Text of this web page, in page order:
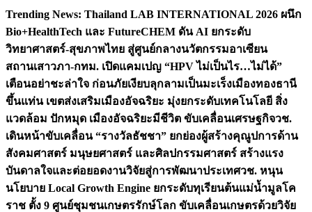
Skip
content
Trending News: Thailand LAB INTERNATIONAL 2026 ผนึก
Bio+HealthTech และ FutureCHEM ดัน AI ยกระดับ
วิทยาศาสตร์-สุขภาพไทย สู่ศูนย์กลางนวัตกรรมอาเซียน
สถานเสาวภา-กทม. เปิดแคมเปญ “HPV ไม่เป็นไร…ไม่ได้”
เตือนอย่าชะล่าใจ ก่อนภัยเงียบลุกลามเป็นมะเร็งเมืองทองธานี
ขึ้นแท่น เขตส่งเสริมเมืองอัจฉริยะ มุ่งยกระดับเทคโนโลยี สิ่ง
แวดล้อม ปักหมุด เมืองอัจฉริยะมีชีวิต ขับเคลื่อนเศรษฐกิจวช.
เดินหน้าขับเคลื่อน “รางวัลธัชชา” ยกย่องผู้สร้างคุณูปการด้าน
สังคมศาสตร์ มนุษยศาสตร์ และศิลปกรรมศาสตร์ สร้างแรง
บันดาลใจและต่อยอดงานวิจัยสู่การพัฒนาประเทศวช. หนุน
นโยบาย Local Growth Engine ยกระดับทุเรียนต้นแม่น้ำมูลโค
ราช ตั้ง 9 ศูนย์ชุมชนเกษตรรักษ์โลก ขับเคลื่อนเกษตรด้วยวิจัย